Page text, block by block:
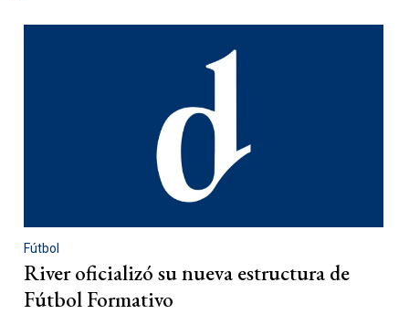
Fútbol
River oficializó su nueva estructura de
Fútbol Formativo